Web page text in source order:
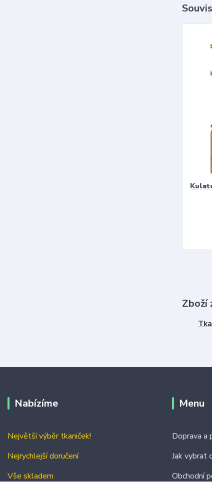
Zboží
Nabízíme
Největší výběr tkaniček!
Nejrychlejší doručení
Vše skladem
Menu
Doprava a
Jak vybrat
Obchodní